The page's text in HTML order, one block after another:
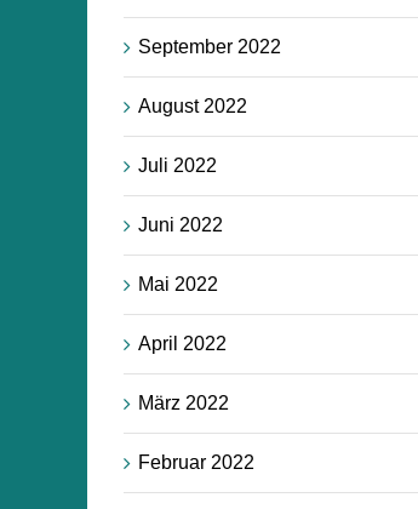
September 2022
August 2022
Juli 2022
Juni 2022
Mai 2022
April 2022
März 2022
Februar 2022